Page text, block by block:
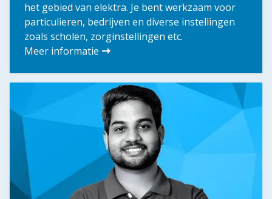
het gebied van elektra. Je bent werkzaam voor
particulieren, bedrijven en diverse instellingen
zoals scholen, zorginstellingen etc.
Meer informatie